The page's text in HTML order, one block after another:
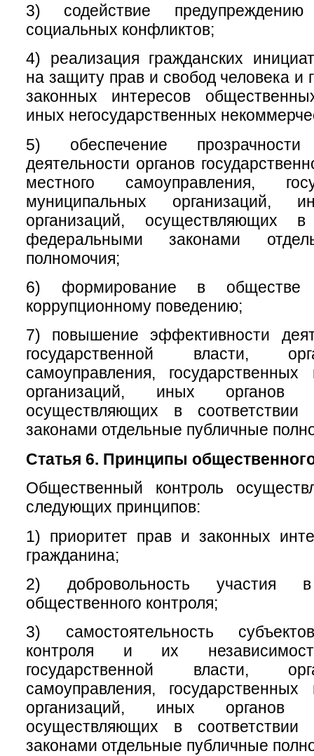
3) содействие
социальных конфликтов;
4) реализация гражданских
на защиту прав и свобод человека и
законных интересов
иных негосударственных
5) обеспечение
деятельности органов
местного самоуправления,
муниципальных организаций,
организаций, осуществляющих
федеральными законами
полномочия;
6) формирование в обществе
коррупционному поведению;
7) повышение эффективности
государственной власти,
самоуправления,
организаций, иных органов
осуществляющих в
законами отдельные публичные
Статья 6. Принципы
Общественный контроль
следующих принципов:
1) приоритет прав и законных
гражданина;
2) добровольность участия в
общественного контроля;
3) самостоятельность
контроля и их
государственной власти,
самоуправления,
организаций, иных органов
осуществляющих в
законами отдельные публичные